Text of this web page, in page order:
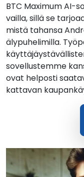
BTC Maximum AI-
vailla, sillä se
mistä tahansa
älypuhelimilla.
sovellustemme
ovat helposti
kattavan